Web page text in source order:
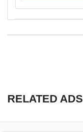
RELATED ADS